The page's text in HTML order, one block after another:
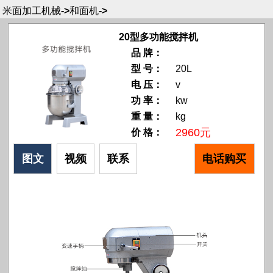
米面加工机械->和面机->
20型多功能搅拌机
品 牌：
型 号：
20L
电 压：
v
功 率：
kw
重 量：
kg
价 格：
2960元
图文 视频 联系 电话购买